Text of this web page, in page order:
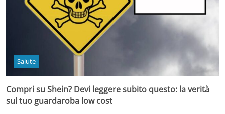
Salute
Compri su Shein? Devi leggere subito questo: la verità
sul tuo guardaroba low cost